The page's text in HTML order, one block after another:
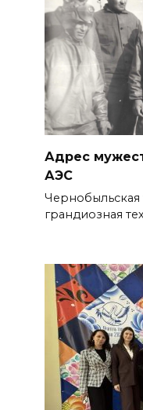
Адрес
АЭС
Чернобыльская
грандиозная